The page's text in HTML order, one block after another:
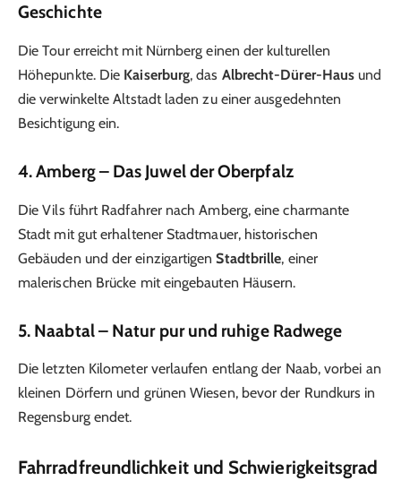
Geschichte
Die Tour erreicht mit Nürnberg einen der kulturellen
Höhepunkte. Die Kaiserburg, das Albrecht-Dürer-Haus und
die verwinkelte Altstadt laden zu einer ausgedehnten
Besichtigung ein.
4. Amberg – Das Juwel der Oberpfalz
Die Vils führt Radfahrer nach Amberg, eine charmante
Stadt mit gut erhaltener Stadtmauer, historischen
Gebäuden und der einzigartigenStadtbrille, einer
malerischen Brücke mit eingebauten Häusern.
5. Naabtal – Natur pur und ruhige Radwege
Die letzten Kilometer verlaufen entlang der Naab, vorbei an
kleinen Dörfern und grünen Wiesen, bevor der Rundkurs in
Regensburg endet.
Fahrradfreundlichkeit und Schwierigkeitsgrad